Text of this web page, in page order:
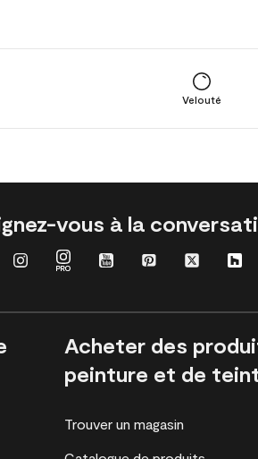
Velouté
vous à la
Acheter des
peinture et de
Trouver un magasin